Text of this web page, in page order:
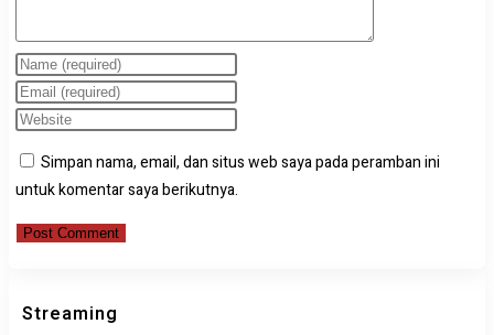
Enter
your
name
username
to
comment
Enter
your
address
to
comment
Enter
website
URL
(optional)
Simpan nama, email, dan situs web saya pada peramban ini
untuk komentar saya berikutnya.
Streaming